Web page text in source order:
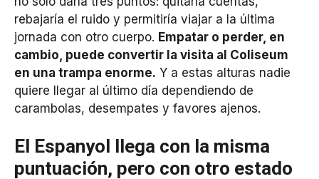
rebajaría el ruido y permitiría viajar a la última
jornada con otro cuerpo. Empatar o perder, en
cambio, puede convertir la visita al Coliseum
en una trampa enorme. Y a estas alturas nadie
quiere llegar al último día dependiendo de
carambolas, desempates y favores ajenos.
El Espanyol llega con la misma
puntuación, pero con otro estado